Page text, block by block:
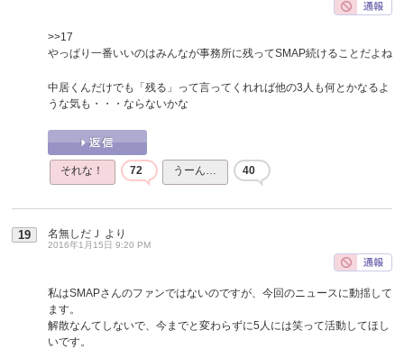
>>17
やっぱり一番いいのはみんなが事務所に残ってSMAP続けることだよね
中居くんだけでも「残る」って言ってくれれば他の3人も何とかなるよ
うな気も・・・ならないかな
それな！ 72 うーん… 40
19 名無しだＪ より
2016年1月15日 9:20 PM
私はSMAPさんのファンではないのですが、今回のニュースに動揺して
ます。
解散なんてしないで、今までと変わらずに5人には笑って活動してほし
いです。